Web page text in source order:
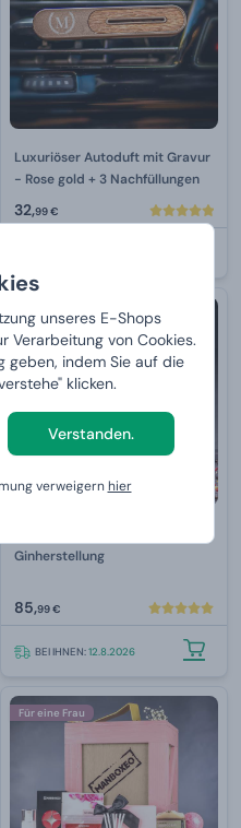
unseres E-Shops
Verarbeitung von Cookies.
geben, indem Sie auf die
klicken.
Verstanden.
verweigernhier
Luxuriöser Autoduft mit Gravur
- Rose gold + 3 Nachfüllungen
32,99 €
Bestseller
Ginherstellung
85,99 €
BEI IHNEN:12.8.2026
Für eine Frau